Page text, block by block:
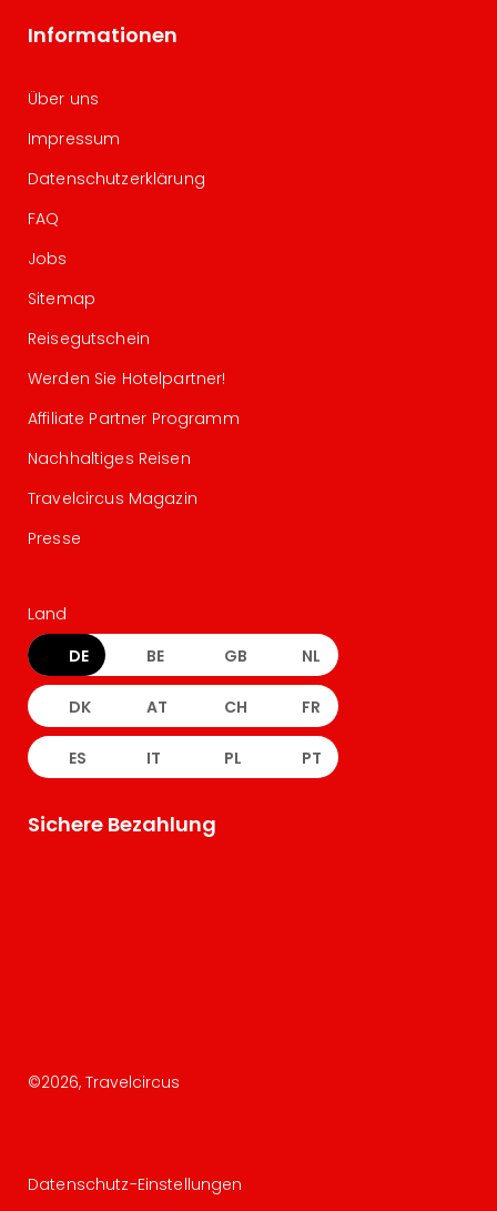
Informationen
Über uns
Impressum
Datenschutzerklärung
FAQ
Jobs
Sitemap
Reisegutschein
Werden Sie Hotelpartner!
Affiliate Partner Programm
Nachhaltiges Reisen
Travelcircus Magazin
Presse
Land
DE BE GB NL
DK AT CH FR
ES IT PL PT
Sichere Bezahlung
©2026, Travelcircus
Datenschutz-Einstellungen